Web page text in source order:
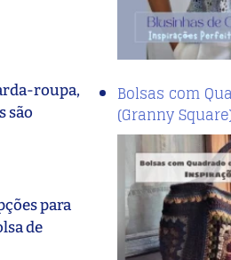
roupa,
são
para
de
Bolsas com
(Granny